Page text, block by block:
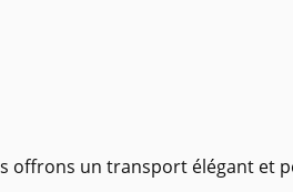
offrons un transport élégant et